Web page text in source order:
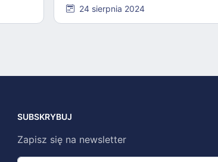
24 sierpnia 2024
SUBSKRYBUJ
Zapisz się na newsletter